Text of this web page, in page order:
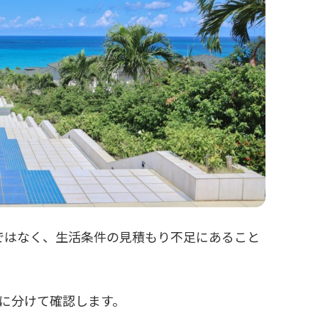
なく、生活条件の見積もり不足にあること
けて確認します。